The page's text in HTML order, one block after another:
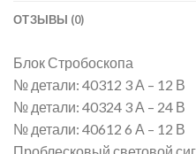
ОТЗЫВЫ (0)
Блок Стробоскопа
№ детали: 40312 3 А – 12 В
№ детали: 40324 3 А – 24 В
№ детали: 40612 6 А – 12 В